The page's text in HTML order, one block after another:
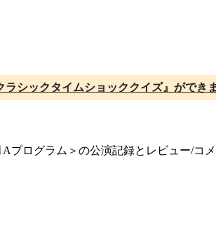
ラシックタイムショッククイズ』ができ
ログラム＞の公演記録とレビュー/コ